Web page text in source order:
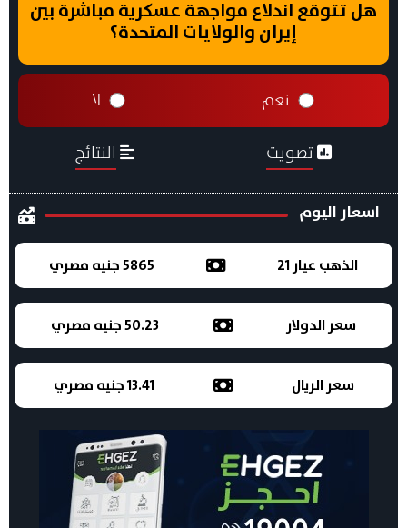
هل تتوقع اندلاع مواجهة عسكرية مباشرة بين
إيران والولايات المتحدة؟
نعم لا
تصويت النتائج
اسعار اليوم
الذهب عيار 21 5865 جنيه مصري
سعر الدولار 50.23 جنيه مصري
سعر الريال 13.41 جنيه مصري